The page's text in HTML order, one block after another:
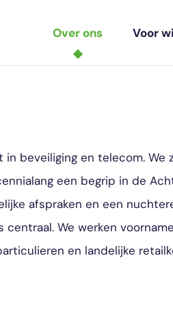
Over ons Voor
in beveiliging en telecom. We
een begrip in de
afspraken en een
centraal. We werken
en landelijke